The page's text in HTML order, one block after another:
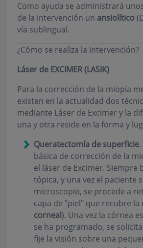
Como ayuda se administrará
de la intervención un ansiolítico
vía sublingual.
¿Cómo se realiza la intervención?
Láser de EXCIMER (LASIK)
Para la corrección de la miopía
existen en la actualidad dos
mediante Láser de Excimer y la
una y otra reside en la forma y
Queratectomía de superficie.
básica de corrección de la
el láser de Excimer. Siempre
tópica, y una vez el paciente
microscopio, se procede a
capa de "piel" que recubre la
corneal). Una vez la córnea
se ha programado, se
fije la visión sobre una